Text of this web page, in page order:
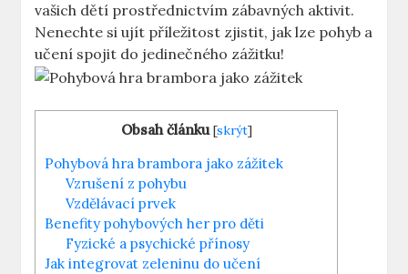
vašich dětí prostřednictvím zábavných aktivit.
Nenechte si ujít příležitost zjistit, jak lze pohyb a
učení spojit do jedinečného zážitku!
Obsah článku [skrýt]
Pohybová hra brambora jako zážitek
Vzrušení z pohybu
Vzdělávací prvek
Benefity pohybových her pro děti
Fyzické a psychické přínosy
Jak integrovat zeleninu do učení